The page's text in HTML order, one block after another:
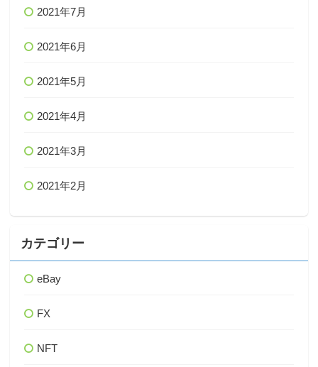
2021年7月
2021年6月
2021年5月
2021年4月
2021年3月
2021年2月
カテゴリー
eBay
FX
NFT